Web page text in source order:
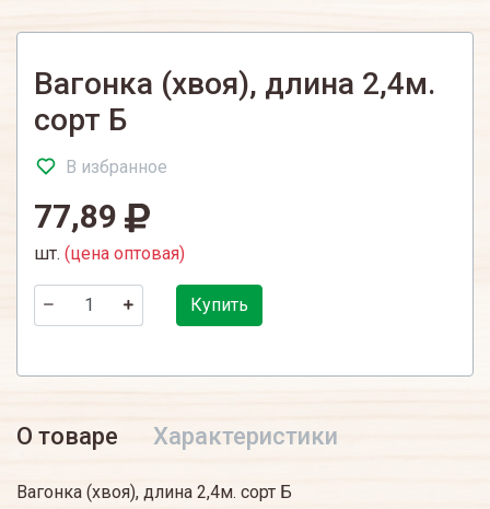
Вагонка (хвоя), длина 2,4м.
сорт Б
В избранное
77,89
шт. (цена оптовая)
Купить
О товаре Характеристики
Вагонка (хвоя), длина 2,4м. сорт Б